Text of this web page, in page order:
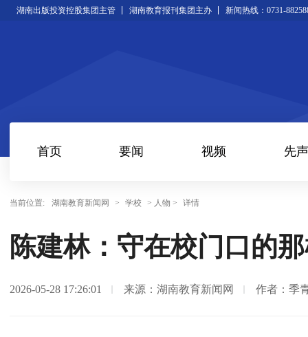
湖南出版投资控股集团主管 湖南教育报刊集团主办 新闻热线：0731-
首页 要闻 视频 先声
当前位置: 湖南教育新闻网 > 学校 > 人物 > 详情
陈建林：守在校门口的
2026-05-28 17:26:01 来源：湖南教育新闻网 作者：季